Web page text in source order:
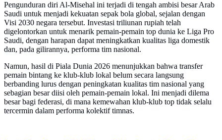
Pengunduran diri Al-Misehal ini terjadi di tengah ambisi besar Arab
Saudi untuk menjadi kekuatan sepak bola global, sejalan dengan
Visi 2030 negara tersebut. Investasi triliunan rupiah telah
digelontorkan untuk menarik pemain-pemain top dunia ke Liga Pro
Saudi, dengan harapan dapat meningkatkan kualitas liga domestik
dan, pada gilirannya, performa tim nasional.
Namun, hasil di Piala Dunia 2026 menunjukkan bahwa transfer
pemain bintang ke klub-klub lokal belum secara langsung
berbanding lurus dengan peningkatan kualitas tim nasional yang
sebagian besar diisi oleh pemain-pemain lokal. Ini menjadi dilema
besar bagi federasi, di mana kemewahan klub-klub top tidak selalu
tercermin dalam performa kolektif timnas.